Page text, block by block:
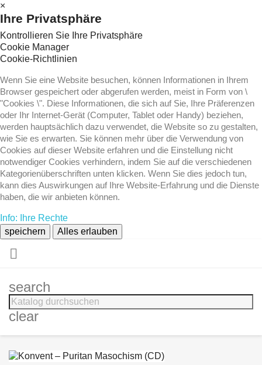
×
Ihre Privatsphäre
Kontrollieren Sie Ihre Privatsphäre
Cookie Manager
Cookie-Richtlinien
Wenn Sie eine Website besuchen, können Informationen in Ihrem
Browser gespeichert oder abgerufen werden, meist in Form von \
"Cookies \". Diese Informationen, die sich auf Sie, Ihre Präferenzen
oder Ihr Internet-Gerät (Computer, Tablet oder Handy) beziehen,
werden hauptsächlich dazu verwendet, die Website so zu gestalten,
wie Sie es erwarten. Sie können mehr über die Verwendung von
Cookies auf dieser Website erfahren und die Einstellung nicht
notwendiger Cookies verhindern, indem Sie auf die verschiedenen
Kategorienüberschriften unten klicken. Wenn Sie dies jedoch tun,
kann dies Auswirkungen auf Ihre Website-Erfahrung und die Dienste
haben, die wir anbieten können.
Info: Ihre Rechte
speichern
Alles erlauben

search
clear